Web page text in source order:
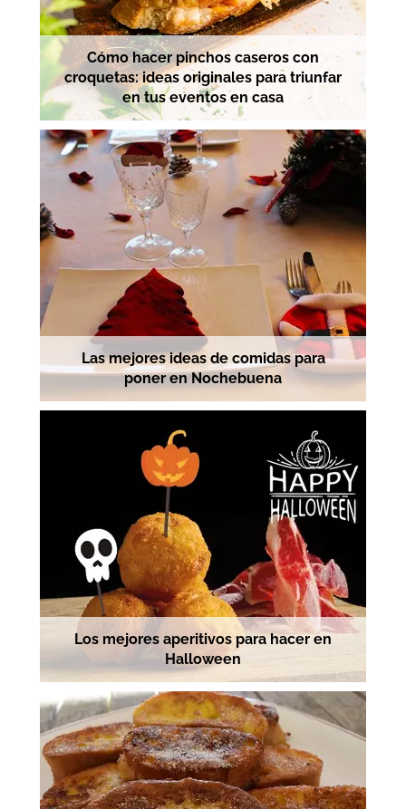
Cómo hacer pinchos caseros con
croquetas: ideas originales para triunfar
en tus eventos en casa
Las mejores ideas de comidas para
poner en Nochebuena
Los mejores aperitivos para hacer en
Halloween